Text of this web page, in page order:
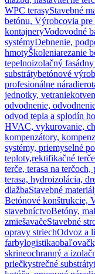
WPC terasyStavebné
betónu, Výrobcovia pre
kontajneryVodovodné
systémyDebnenie,
hmotyŠkoleniarezanie
tepelnoizolačný
substrátybetónové
profesionálne náradie
jednotky, vetranie
odvodnenie,
odvod tepla a splodín
HVAC, vykurovanie,
kompenzátory,
systémy, priemyselné
teploty,rektifikačné
terče, terasa na
terasa, hydroizolácia,
dlažbaStavebné
Betónové konštrukcie,
stavebníctvoBetóny,
zmiešavačeStavebné
opravy striechOdvoz a
farbylogistika
skrineochranný a
priečkystrečné substráty